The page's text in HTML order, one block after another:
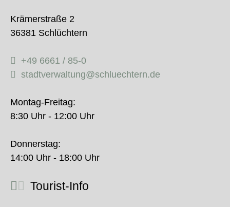
Krämerstraße 2
36381 Schlüchtern
+49 6661 / 85-0
stadtverwaltung@schluechtern.de
Montag-Freitag:
8:30 Uhr - 12:00 Uhr
Donnerstag:
14:00 Uhr - 18:00 Uhr
Tourist-Info